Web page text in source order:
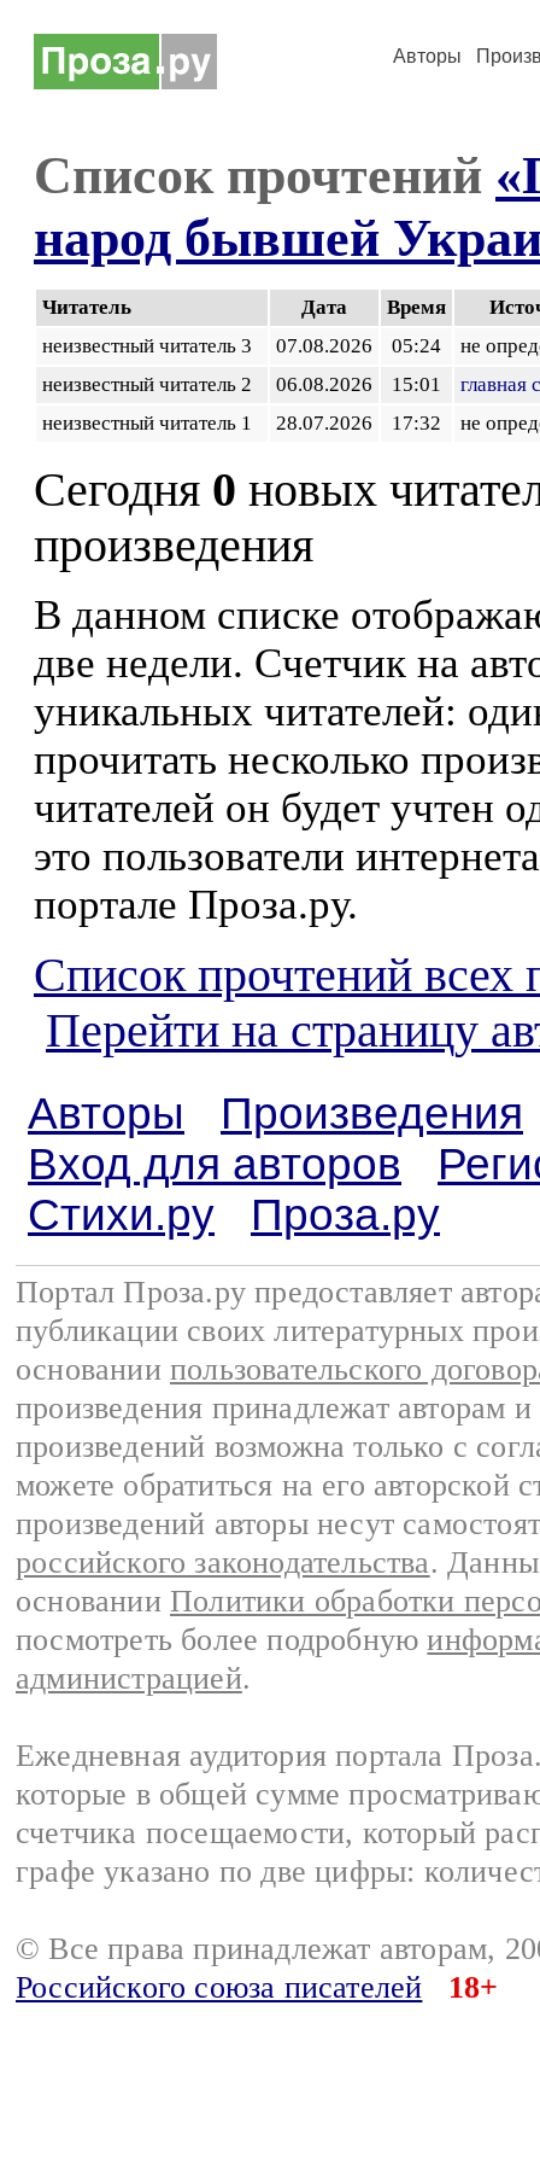
Авторы
Список прочтений
народ бывшей
Читатель Дата Время
неизвестный читатель 3
07.08.2026 05:24
не
неизвестный читатель 2
06.08.2026 15:01
главная
неизвестный читатель 1
28.07.2026 17:32 не
Сегодня 0 новых
произведения
В данном списке
две недели. Счетчик на
уникальных читателей:
прочитать несколько
читателей он будет учтен
это пользователи
портале Проза.ру.
Список прочтений всех
Перейти на страницу
Авторы
Произведения
Вход для авторов
Стихи.ру
Проза.ру
Портал Проза.ру предоставляет
публикации своих литературных
основании пользовательского
произведения принадлежат авторам
произведений возможна только с
можете обратиться на его авторской
произведений авторы несут
российского законодательства.
основании Политики обработки
посмотреть более подробную
администрацией.
Ежедневная аудитория портала
которые в общей сумме
счетчика посещаемости, который
графе указано по две цифры:
© Все права принадлежат авторам,
Российского союза писателей
18+